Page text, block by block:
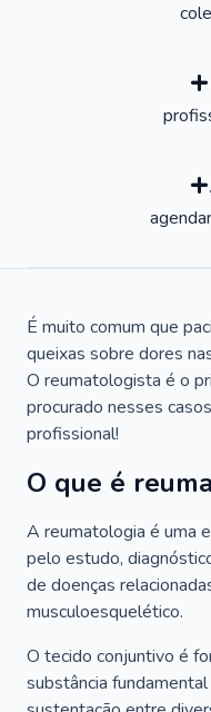
É muito comum que
queixas sobre dores
O reumatologista é o
procurado nesses
profissional!
O que é
A reumatologia é uma
pelo estudo,
de doenças
musculoesquelético.
O tecido conjuntivo é
substância